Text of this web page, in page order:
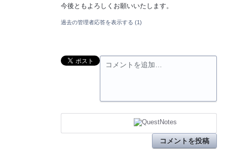
今後ともよろしくお願いいたします。
過去の管理者応答を表示する (1)
コメントを追加…
コメントを投稿